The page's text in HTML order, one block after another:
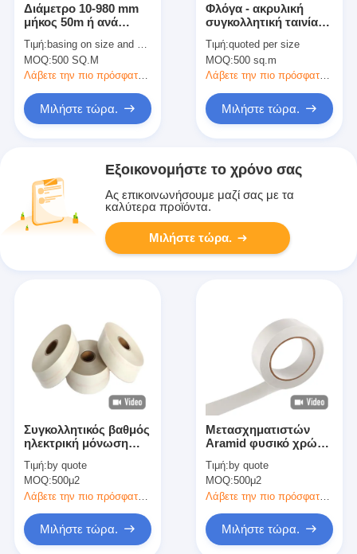
Διάμετρο 10-980 mm
μήκος 50m ή ανά
περιβάλλον υψηλής
θερμοκρασίας
Τιμή: basing on size and quantity
MOQ:500 SQ.M
Λάβετε την πιο πρόσφατη τιμή
Μιλήστε τώρα.
Φλόγα - ακρυλική
συγκολλητική ταινία
καθυστερούντω
Τιμή:quoted per size
MOQ:500 sq.m
Λάβετε την πιο πρόσφατη τιμή
Μιλήστε τώρα.
Εξοικονομήστε το χρόνο σας
Ας επικοινωνήσουμε μαζί σας με τα
καλύτερα προϊόντα.
Μιλήστε τώρα.
Συγκολλητικός βαθμός
ηλεκτρική μόνωση
ταινιών μόνωσης
εγγράφου Aramid
Nomex
Τιμή: by quote
MOQ:500μ2
Λάβετε την πιο πρόσφατη τιμή
Μιλήστε τώρα.
Μετασχηματιστών
Aramid φυσικό χρώμα
εγγράφου άσπρο
ηλεκτρικό
Τιμή: by quote
MOQ:500μ2
Μιλήστε τώρα.